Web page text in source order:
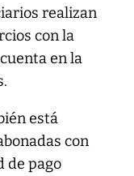
realizan
con la
en la
está
con
de pago